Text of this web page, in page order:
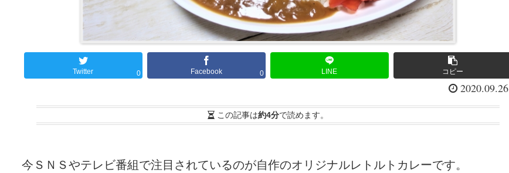
Twitter 0 Facebook 0 LINE コピー
2020.09.26
この記事は約4分で読めます。
今ＳＮＳやテレビ番組で注目されているのが自作のオリジナルレトルトカレーです。